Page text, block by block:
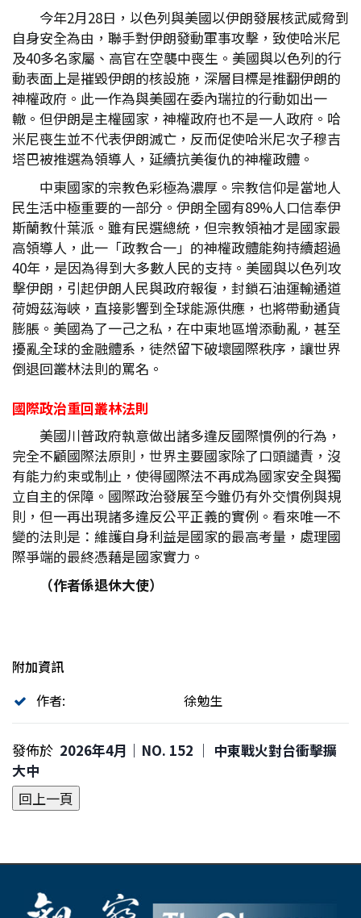
今年2月28日，以色列與美國以伊朗發展核武威脅到
自身安全為由，聯手對伊朗發動軍事攻擊，致使哈米尼
及40多名家屬、高官在空襲中喪生。美國與以色列的行
動表面上是摧毀伊朗的核設施，深層目標是推翻伊朗的
神權政府。此一作為與美國在委內瑞拉的行動如出一
轍。但伊朗是主權國家，神權政府也不是一人政府。哈
米尼喪生並不代表伊朗滅亡，反而促使哈米尼次子穆吉
塔巴被推選為領導人，延續抗美復仇的神權政體。
中東國家的宗教色彩極為濃厚。宗教信仰是當地人
民生活中極重要的一部分。伊朗全國有89%人口信奉伊
斯蘭教什葉派。雖有民選總統，但宗教領袖才是國家最
高領導人，此一「政教合一」的神權政體能夠持續超過
40年，是因為得到大多數人民的支持。美國與以色列攻
擊伊朗，引起伊朗人民與政府報復，封鎖石油運輸通道
荷姆茲海峽，直接影響到全球能源供應，也將帶動通貨
膨脹。美國為了一己之私，在中東地區增添動亂，甚至
擾亂全球的金融體系，徒然留下破壞國際秩序，讓世界
倒退回叢林法則的罵名。
國際政治重回叢林法則
美國川普政府執意做出諸多違反國際慣例的行為，
完全不顧國際法原則，世界主要國家除了口頭譴責，沒
有能力約束或制止，使得國際法不再成為國家安全與獨
立自主的保障。國際政治發展至今雖仍有外交慣例與規
則，但一再出現諸多違反公平正義的實例。看來唯一不
變的法則是：維護自身利益是國家的最高考量，處理國
際爭端的最終憑藉是國家實力。
（作者係退休大使）
附加資訊
作者:
徐勉生
發佈於 2026年4月｜NO. 152 │ 中東戰火對台衝擊擴
大中